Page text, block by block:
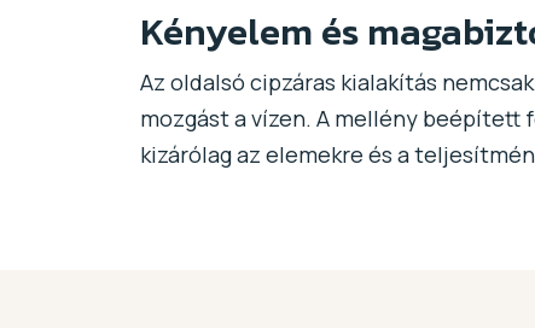
Kényelem és
Az oldalsó cipzáras kialakítás
mozgást a vízen. A mellény beépített
kizárólag az elemekre és a